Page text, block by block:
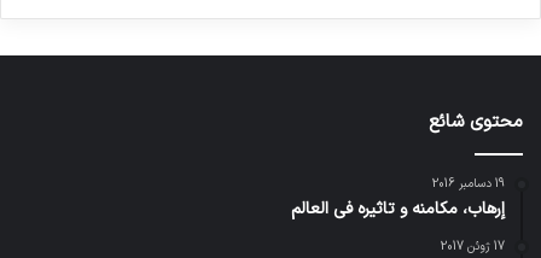
محتوى شائع
19 دسامبر 2016
إرهاب، مكامنه و تاثيره في العالم
17 ژوئن 2017